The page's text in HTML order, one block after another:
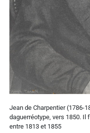
Jean de Charpentier (1786-
daguerréotype, vers 1850. Il
entre 1813 et 1855